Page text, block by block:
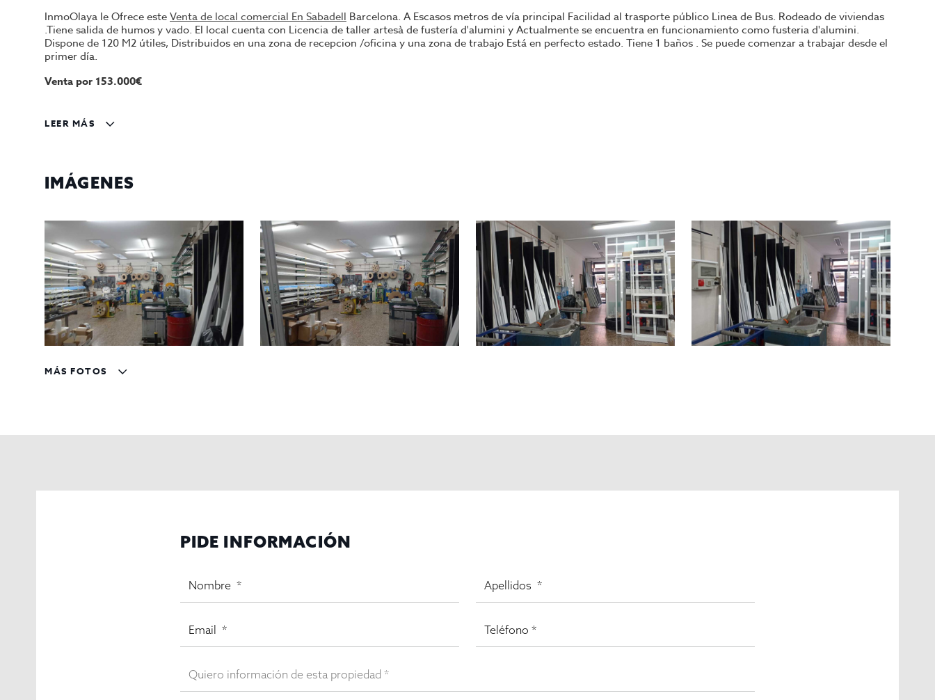
InmoOlaya le Ofrece esteVenta de local comercial En Sabadell Barcelona. A Escasos metros de vía principal Facilidad al trasporte público Linea de Bus. Rodeado de viviendas
.Tiene salida de humos y vado. El local cuenta con Licencia de taller artesà de fustería d'alumini y Actualmente se encuentra en funcionamiento como fusteria d'alumini.
Dispone de 120 M2 útiles, Distribuidos en una zona de recepcion /oficina y una zona de trabajo Está en perfecto estado. Tiene 1 baños . Se puede comenzar a trabajar desde el
primer día.
Venta por 153.000€
Gestiona InmoOlaya.
LEER MÁS
IMÁGENES
MÁS FOTOS
PIDE INFORMACIÓN